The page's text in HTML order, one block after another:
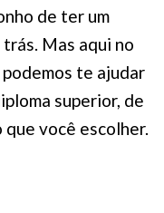
de ter um
Mas aqui no
te ajudar
superior, de
você escolher.